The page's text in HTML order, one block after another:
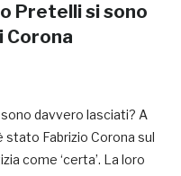
Pretelli si sono
Corona
davvero lasciati? A
Fabrizio Corona sul
come ‘certa’. La loro